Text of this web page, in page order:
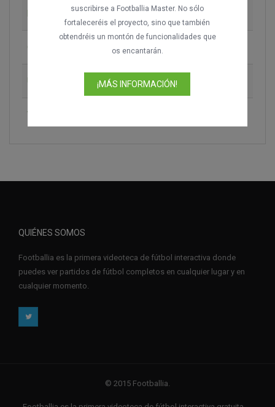
Iceland vs. Chile 2017
Uruguay vs. Czech Republic
Wales vs. Uruguay
QUIÉNES SOMOS
Footballia es la primera videoteca de fútbol interactiva donde
puedes ver partidos de fútbol completos en cualquier lugar y en
cualquier momento.
© 2015 Footballia.
suscribirse a Footballia Master. No sólo
fortaleceréis el proyecto, sino que también
obtendréis un montón de funcionalidades que
os encantarán.
¡MÁS INFORMACIÓN!